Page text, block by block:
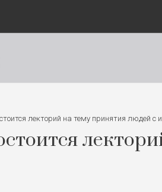
лекторий на тему принятия людей с